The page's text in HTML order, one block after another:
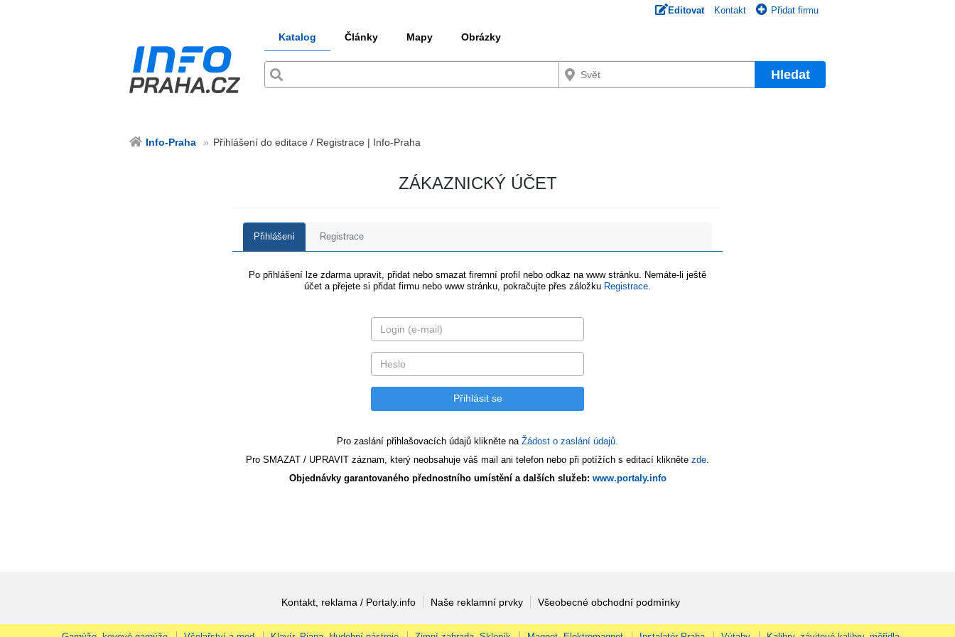
Editovat Kontakt Přidat firmu
Katalog Články Mapy Obrázky
Hledat
Info-Praha Přihlášení do editace / Registrace | Info-Praha
ZÁKAZNICKÝ ÚČET
Přihlášení Registrace
Po přihlášení lze zdarma upravit, přidat nebo smazat firemní profil nebo odkaz na www stránku. Nemáte-li ještě
účet a přejete si přidat firmu nebo www stránku, pokračujte přes záložku Registrace
Pro zaslání přihlašovacích údajů klikněte na Žádost o zaslání údajů.
Pro SMAZAT / UPRAVIT záznam, který neobsahuje váš mail ani telefon nebo při potížích s editací klikněte zde
Objednávky garantovaného přednostního umístění a dalších služeb: www.portaly.info
Kontakt, reklama / Portaly.info Naše reklamní prvky Všeobecné obchodní podmínky